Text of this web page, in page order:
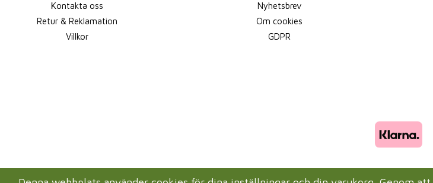
Kontakta oss
Retur & Reklamation
Villkor
Nyhetsbrev
Om cookies
GDPR